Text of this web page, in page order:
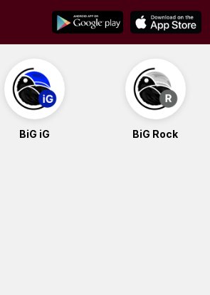
BiG iG BiG Rock